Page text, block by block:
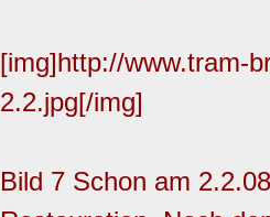
[img]http://www.tram-
2.2.jpg[/img]
Bild 7 Schon am